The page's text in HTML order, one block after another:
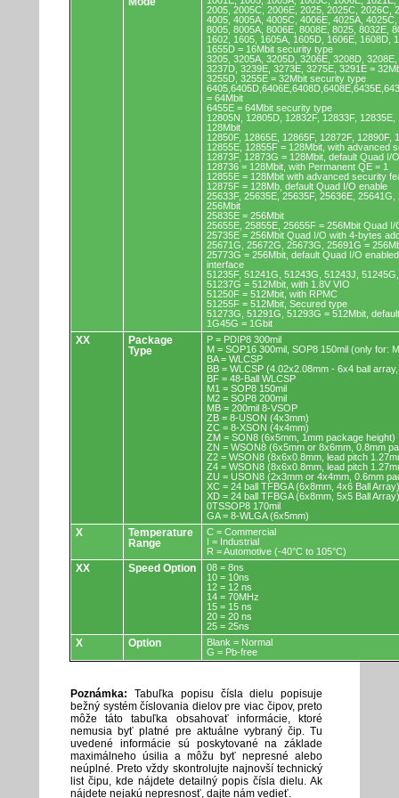
2005, 2005C, 2006E, 2025, 2025C, 2026C,
4005, 4005A, 4005C, 4006E, 4025A,
8005, 8005A, 8006E, 8008E, 8025, 8032E,
1602, 1605, 1605A, 1605D, 1606E, 1608D,
1655D = 16Mbit security type
3205, 3205A, 3205D, 3206E, 3208D,
3237D, 3239E, 3273E, 3275E, 3291E =
3255D, 3255E = 32Mbit security type
= 64Mbit
6455E = 64Mbit security type
12805N, 12805D, 12832F, 12833F,
128Mbit
12850F, 12865E, 12865F, 12872F, 12890F,
12855E, 12855F = 128Mbit, with advanced
12873F, 12873G = 128Mbit, default Quad I/
128736 = 128Mbit, with Permanent QE = 1
12855E = 128Mbit with advanced security
12875F = 128Mb, default Quad I/O enable
25633F, 25635E, 25635F, 25636E,
256Mbit
25835E = 256Mbit
25655E, 25855E, 25655F = 256Mbit Quad
25735E = 256Mbit Quad I/O with 4-bytes
25671G, 25672G, 25673G, 25691G =
25773G = 256Mbit, default Quad I/O
interface
51235F, 51241G, 51243G, 51243J,
51237G = 512Mbit, with 1.8V VIO
51250F = 512Mbit, with RPMC
51255F = 512Mbit, Secured type
51273G, 51291G, 51293G = 512Mbit,
1G45G = 1Gbit
XX
Package
Type
P = PDIP8 300mil
M = SOP16 300mil, SOP8 150mil (only for:
BA = WLCSP
BB = WLCSP (4.02x2.08mm - 6x4 ball
BF = 48-Ball WLCSP
M1 = SOP8 150mil
M2 = SOP8 200mil
MB = 200mil 8-VSOP
ZB = 8-USON (4x3mm)
ZC = 8-XSON (4x4mm)
ZM = SON8 (6x5mm, 1mm package height)
ZN = WSON8 (6x5mm or 8x6mm, 0.8mm
Z2 = WSON8 (8x6x0.8mm, lead pitch
Z4 = WSON8 (8x6x0.8mm, lead pitch
ZU = USON8 (2x3mm or 4x4mm, 0.6mm
XC = 24 ball TFBGA (6x8mm, 4x6 Ball Array)
XD = 24 ball TFBGA (6x8mm, 5x5 Ball Array)
0TSSOP8 170mil
GA = 8-WLGA (6x5mm)
X
Temperature
Range
C = Commercial
I = Industrial
R = Automotive (-40°C to 105°C)
XX Speed Option
08 = 8ns
10 = 10ns
12 = 12 ns
14 = 70MHz
15 = 15 ns
20 = 20 ns
25 = 25ns
X Option
Blank = Normal
G = Pb-free
Poznámka: Tabuľka popisu čísla dielu popisuje
bežný systém číslovania dielov pre viac čipov, preto
môže táto tabuľka obsahovať informácie, ktoré
nemusia byť platné pre aktuálne vybraný čip. Tu
uvedené informácie sú poskytované na základe
maximálneho úsilia a môžu byť nepresné alebo
neúplné. Preto vždy skontrolujte najnovší technický
list čipu, kde nájdete detailný popis čísla dielu. Ak
nájdete nejakú nepresnosť, dajte nám vedieť.